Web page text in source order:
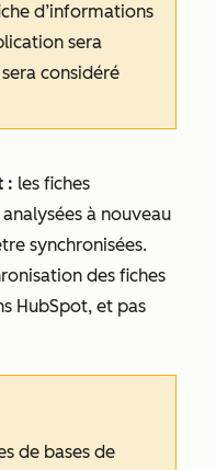
d’informations
sera
considéré
: les fiches
à nouveau
synchronisées.
des fiches
HubSpot, et pas
de bases de